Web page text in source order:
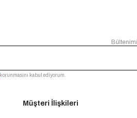
korunmasını kabul ediyorum.
Müşteri İlişkileri